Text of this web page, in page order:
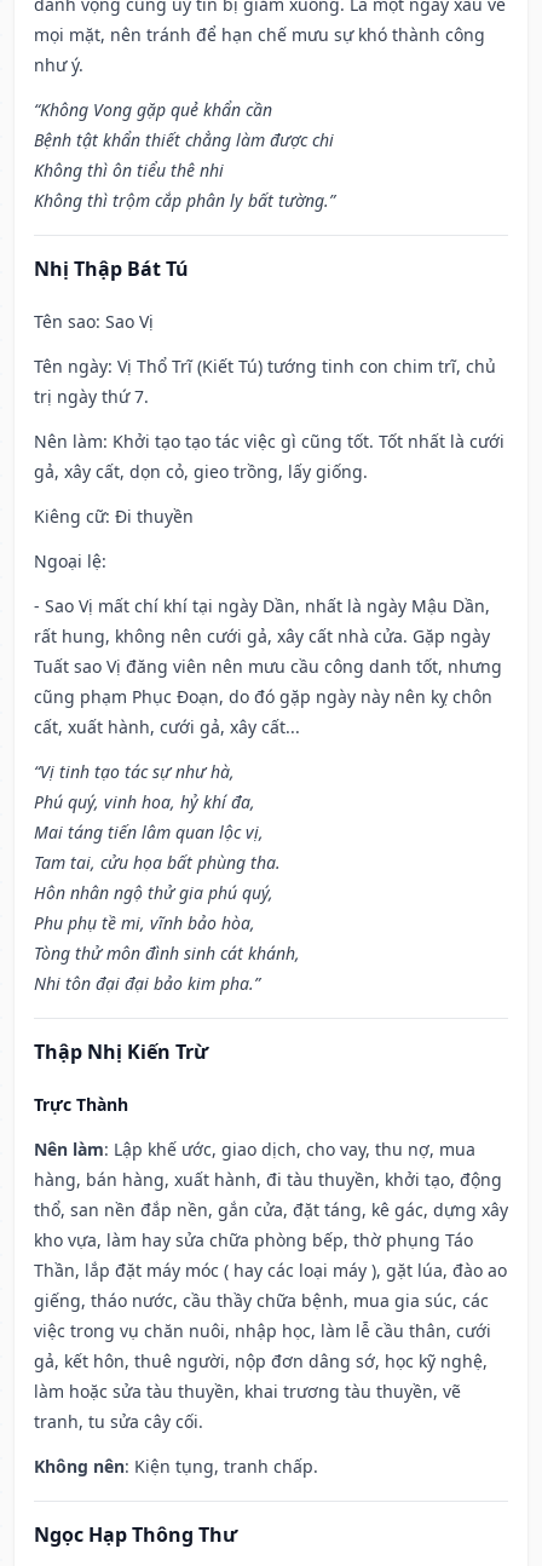
mọi mặt, nên tránh để hạn chế mưu sự khó thành công
như ý.
“Không Vong gặp quẻ khẩn cần
Bệnh tật khẩn thiết chẳng làm được chi
Không thì ôn tiểu thê nhi
Không thì trộm cắp phân ly bất tường.”
Nhị Thập Bát Tú
Tên sao: Sao Vị
Tên ngày: Vị Thổ Trĩ (Kiết Tú) tướng tinh con chim trĩ, chủ
trị ngày thứ 7.
Nên làm: Khởi tạo tạo tác việc gì cũng tốt. Tốt nhất là cưới
gả, xây cất, dọn cỏ, gieo trồng, lấy giống.
Kiêng cữ: Đi thuyền
Ngoại lệ:
- Sao Vị mất chí khí tại ngày Dần, nhất là ngày Mậu Dần,
rất hung, không nên cưới gả, xây cất nhà cửa. Gặp ngày
Tuất sao Vị đăng viên nên mưu cầu công danh tốt, nhưng
cũng phạm Phục Đoạn, do đó gặp ngày này nên kỵ chôn
cất, xuất hành, cưới gả, xây cất...
“Vị tinh tạo tác sự như hà,
Phú quý, vinh hoa, hỷ khí đa,
Mai táng tiến lâm quan lộc vị,
Tam tai, cửu họa bất phùng tha.
Hôn nhân ngộ thử gia phú quý,
Phu phụ tề mi, vĩnh bảo hòa,
Tòng thử môn đình sinh cát khánh,
Nhi tôn đại đại bảo kim pha.”
Thập Nhị Kiến Trừ
Trực Thành
Nên làm: Lập khế ước, giao dịch, cho vay, thu nợ, mua
hàng, bán hàng, xuất hành, đi tàu thuyền, khởi tạo, động
thổ, san nền đắp nền, gắn cửa, đặt táng, kê gác, dựng xây
kho vựa, làm hay sửa chữa phòng bếp, thờ phụng Táo
Thần, lắp đặt máy móc ( hay các loại máy ), gặt lúa, đào ao
giếng, tháo nước, cầu thầy chữa bệnh, mua gia súc, các
việc trong vụ chăn nuôi, nhập học, làm lễ cầu thân, cưới
gả, kết hôn, thuê người, nộp đơn dâng sớ, học kỹ nghệ,
làm hoặc sửa tàu thuyền, khai trương tàu thuyền, vẽ
tranh, tu sửa cây cối.
Không nên: Kiện tụng, tranh chấp.
Ngọc Hạp Thông Thư